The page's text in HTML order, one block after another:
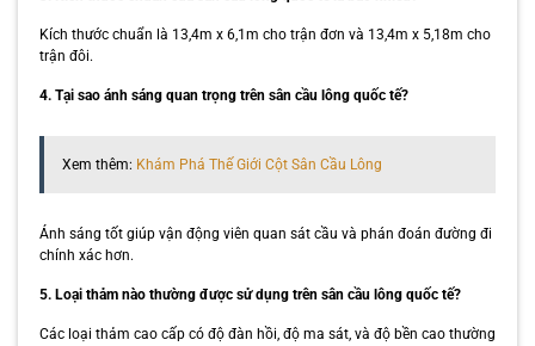
Kích thước chuẩn là 13,4m x 6,1m cho trận đơn và 13,4m x 5,18m cho
trận đôi.
4. Tại sao ánh sáng quan trọng trên sân cầu lông quốc tế?
Xem thêm: Khám Phá Thế Giới Cột Sân Cầu Lông
Ánh sáng tốt giúp vận động viên quan sát cầu và phán đoán đường đi
chính xác hơn.
5. Loại thảm nào thường được sử dụng trên sân cầu lông quốc tế?
Các loại thảm cao cấp có độ đàn hồi, độ ma sát, và độ bền cao thường